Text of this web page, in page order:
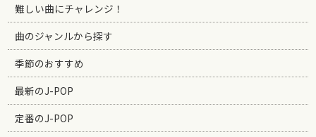
難しい曲にチャレンジ！
曲のジャンルから探す
季節のおすすめ
最新のJ-POP
定番のJ-POP